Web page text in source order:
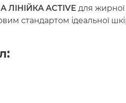
ACTIVE для жирної
стандартом ідеальної